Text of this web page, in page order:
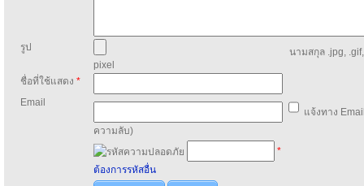
รูป
นามสกุล .jpg,
pixel
ชื่อที่ใช้แสดง *
Email
แจ้งทาง
ความลับ)
*
ต้องการรหัสอื่น